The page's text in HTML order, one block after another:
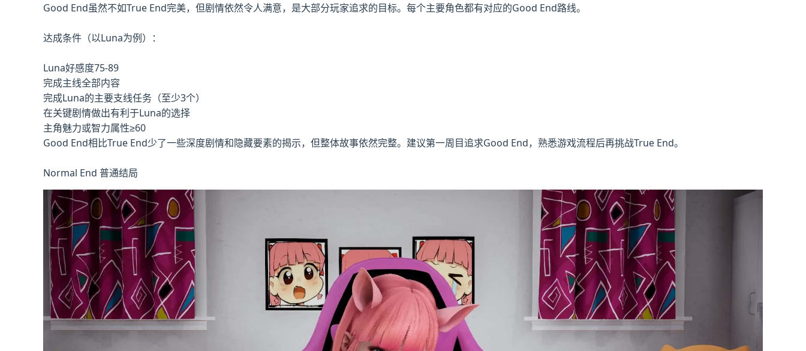
Good End虽然不如True End完美，但剧情依然令人满意，是大部分玩家追求的目标。每个主要角色都有对应的Good End路线。
达成条件（以Luna为例）：
Luna好感度75-89
完成主线全部内容
完成Luna的主要支线任务（至少3个）
在关键剧情做出有利于Luna的选择
主角魅力或智力属性≥60
Good End相比True End少了一些深度剧情和隐藏要素的揭示，但整体故事依然完整。建议第一周目追求Good End，熟悉游戏流程后再挑战True End。
Normal End 普通结局